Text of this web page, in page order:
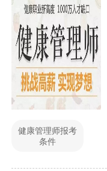
健康管理师报考
条件